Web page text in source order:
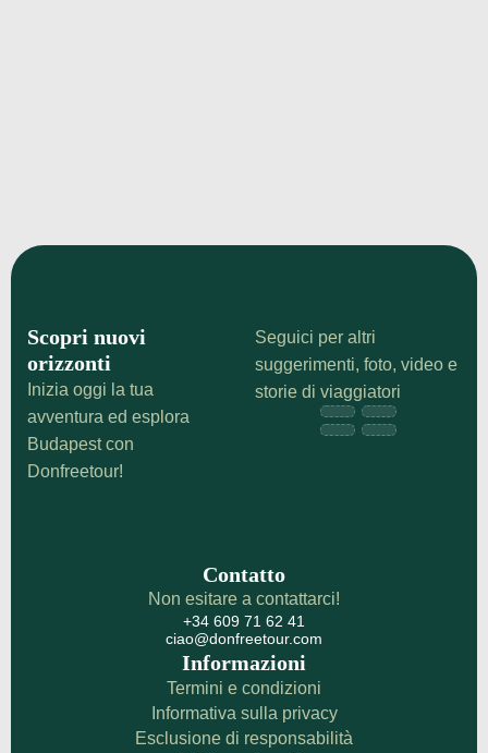
Scopri nuovi
orizzonti
Inizia oggi la tua
avventura ed esplora
Budapest con
Donfreetour!
Seguici per altri
suggerimenti, foto, video e
storie di viaggiatori
Contatto
Non esitare a contattarci!
+34 609 71 62 41
ciao@donfreetour.com
Informazioni
Termini e condizioni
Informativa sulla privacy
Esclusione di responsabilità